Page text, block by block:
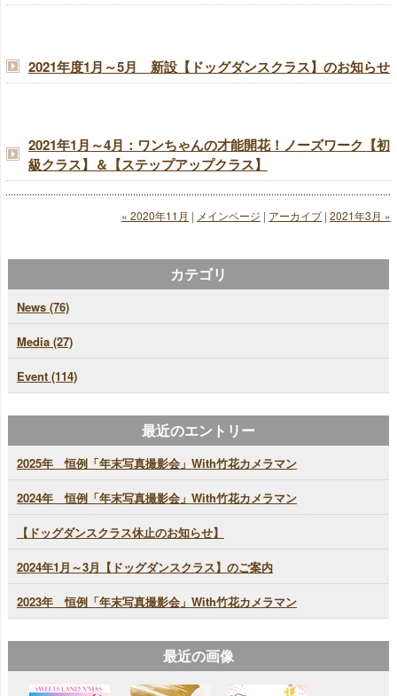
2021年度1月～5月 新設【ドッグダンスクラス】のお知らせ
2021年1月～4月：ワンちゃんの才能開花！ノーズワーク【初
級クラス】＆【ステップアップクラス】
« 2020年11月 | メインページ | アーカイブ | 2021年3月 »
カテゴリ
News (76)
Media (27)
Event (114)
最近のエントリー
2025年 恒例「年末写真撮影会」With竹花カメラマン
2024年 恒例「年末写真撮影会」With竹花カメラマン
【ドッグダンスクラス休止のお知らせ】
2024年1月～3月【ドッグダンスクラス】のご案内
2023年 恒例「年末写真撮影会」With竹花カメラマン
最近の画像